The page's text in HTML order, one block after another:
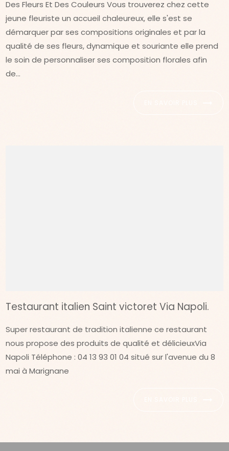
Des Fleurs Et Des Couleurs Vous trouverez chez cette
jeune fleuriste un accueil chaleureux, elle s'est se
démarquer par ses compositions originales et par la
qualité de ses fleurs, dynamique et souriante elle prend
le soin de personnaliser ses composition florales afin
de...
Testaurant italien Saint victoret Via Napoli.
Super restaurant de tradition italienne ce restaurant
nous propose des produits de qualité et délicieuxVia
Napoli Téléphone : 04 13 93 01 04 situé sur l'avenue du 8
mai à Marignane